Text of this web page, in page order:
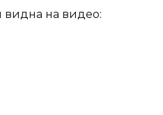
видна на видео: